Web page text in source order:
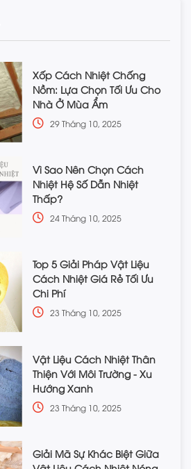
Xốp Cách Nhiệt Chống
Nồm: Lựa Chọn Tối Ưu Cho
Nhà Ở Mùa Ẩm
29 Tháng 10, 2025
Vì Sao Nên Chọn Cách
Nhiệt Hệ Số Dẫn Nhiệt
Thấp?
24 Tháng 10, 2025
Top 5 Giải Pháp Vật Liệu
Cách Nhiệt Giá Rẻ Tối Ưu
Chi Phí
23 Tháng 10, 2025
Vật Liệu Cách Nhiệt Thân
Thiện Với Môi Trường - Xu
Hướng Xanh
23 Tháng 10, 2025
Giải Mã Sự Khác Biệt Giữa